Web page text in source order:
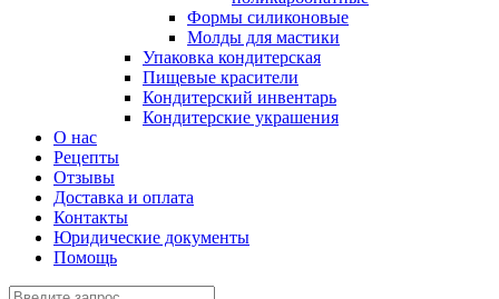
Формы силиконовые
Молды для мастики
Упаковка кондитерская
Пищевые красители
Кондитерский инвентарь
Кондитерские украшения
О нас
Рецепты
Отзывы
Доставка и оплата
Контакты
Юридические документы
Помощь